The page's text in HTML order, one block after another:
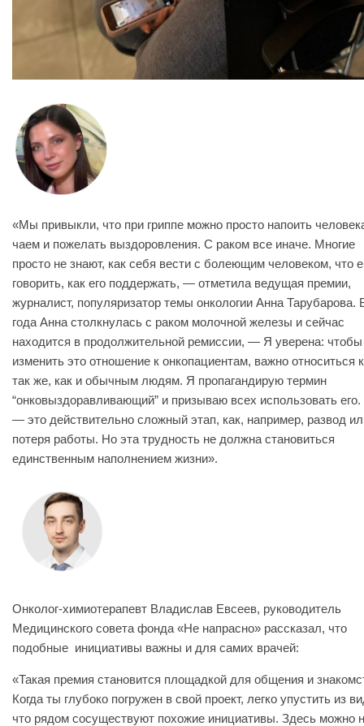
«Мы привыкли, что при гриппе можно просто напоить
чаем и пожелать выздоровления. С раком все иначе. Многие
просто не знают, как себя вести с болеющим человеком, что
говорить, как его поддержать, — отметила ведущая премии,
журналист, популяризатор темы онкологии Анна Тарубарова.
года Анна столкнулась с раком молочной железы и сейчас
находится в продолжительной ремиссии, — Я уверена: чтобы
изменить это отношение к онкопациентам, важно относиться
так же, как и обычным людям. Я пропагандирую термин
“онковыздоравливающий” и призываю всех использовать его.
— это действительно сложный этап, как, например, развод
потеря работы. Но эта трудность не должна становиться
единственным наполнением жизни».
Онколог-химиотерапевт Владислав Евсеев, руководитель
Медицинского совета фонда «Не напрасно» рассказал, что
подобные инициативы важны и для самих врачей:
«Такая премия становится площадкой для общения и
Когда ты глубоко погружен в свой проект, легко упустить из
что рядом сосуществуют похожие инициативы. Здесь можно